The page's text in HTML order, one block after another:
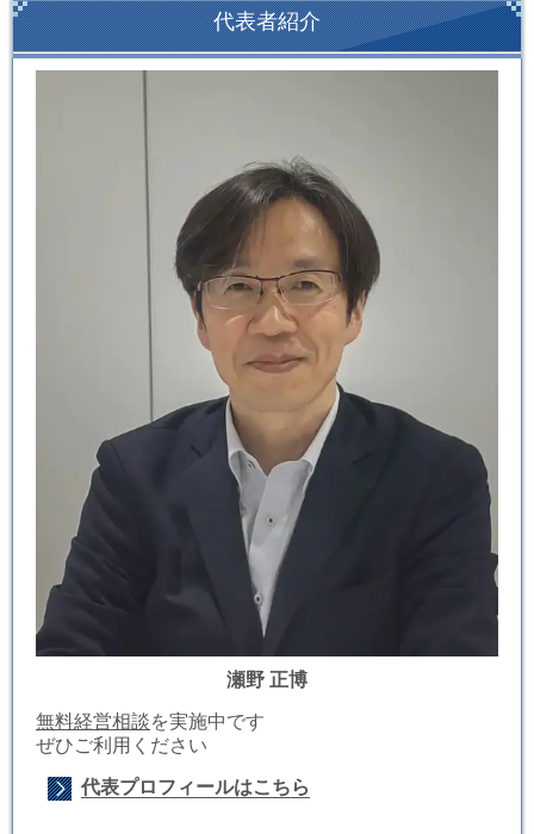
代表者紹介
瀬野 正博
無料経営相談を実施中です
ぜひご利用ください
代表プロフィールはこちら